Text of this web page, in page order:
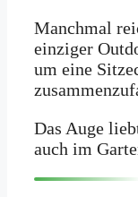
Manchmal
einziger
um eine
Das Auge
auch im